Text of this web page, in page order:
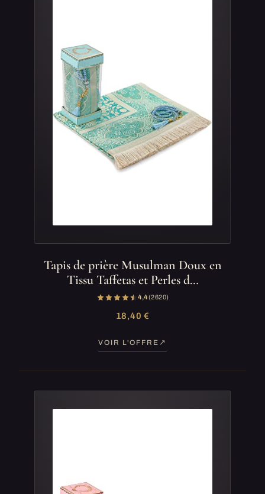
Tapis de prière Musulman Doux en
Tissu Taffetas et Perles d…
4,4(2 620)
18,40 €
VOIR L'OFFRE